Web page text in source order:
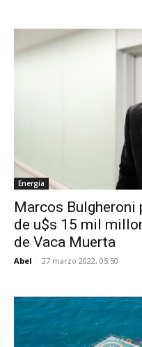
Energía
Marcos Bulgheroni
de u$s 15 mil
de Vaca Muerta
Abel - 27 marzo 2022, 05:50